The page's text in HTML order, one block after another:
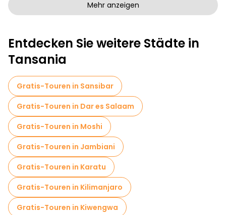
Kunstfreie Stadtführungen in Arusha
Sportaktivitäten in Arusha
Kreuzfahrten in Arusha
Führungen für kleine Gruppen in Arusha
Markttouren in Arusha
Lokale Verkostungstouren in Arusha
Kostenlose Tagesausflüge in Arusha
Kostenlose Nachtwanderungen in Arusha
Fahrradtouren in Arusha
Food-Touren in Arusha
Mehr anzeigen
Entdecken Sie weitere Städte in
Tansania
Gratis-Touren in Sansibar
Gratis-Touren in Dar es Salaam
Gratis-Touren in Moshi
Gratis-Touren in Jambiani
Gratis-Touren in Karatu
Gratis-Touren in Kilimanjaro
Gratis-Touren in Kiwengwa